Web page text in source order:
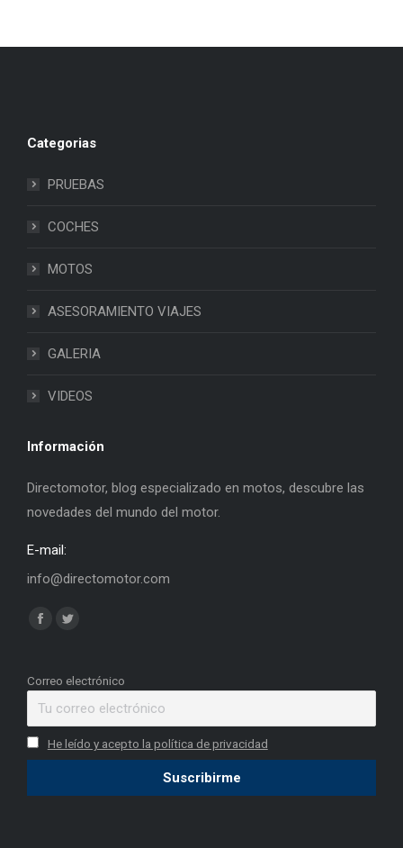
Categorias
PRUEBAS
COCHES
MOTOS
ASESORAMIENTO VIAJES
GALERIA
VIDEOS
Información
Directomotor, blog especializado en motos, descubre las
novedades del mundo del motor.
E-mail:
info@directomotor.com
Find us on:
Facebook
opens
window
Twitter
opens
window
Correo electrónico
He leído y acepto la política de privacidad